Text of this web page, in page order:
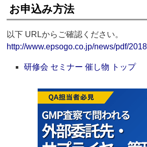
お申込み方法
以下 URLからご確認ください。
http://www.epsogo.co.jp/news/pdf/
研修会 セミナー 催し物 トップ